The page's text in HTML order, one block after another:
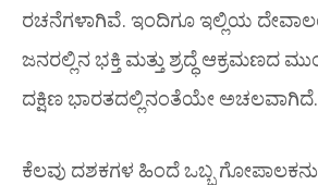
ರಚನೆಗಳಾಗಿವೆ. ಇಂದಿಗೂ ಇಲ್ಲಿಯ
ಜನರಲ್ಲಿನ ಭಕ್ತಿ ಮತ್ತು ಶ್ರದ್ಧೆ ಆಕ್ರಮಣದ
ದಕ್ಷಿಣ ಭಾರತದಲ್ಲಿನಂತೆಯೇ ಅಚಲವಾಗಿದೆ.
ಕೆಲವು ದಶಕಗಳ ಹಿಂದೆ ಒಬ್ಬ ಗೋಪಾಲಕನು